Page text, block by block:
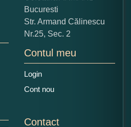
Bucuresti
Str. Armand Călinescu
Nr.25, Sec. 2
Contul meu
Login
Cont nou
Contact